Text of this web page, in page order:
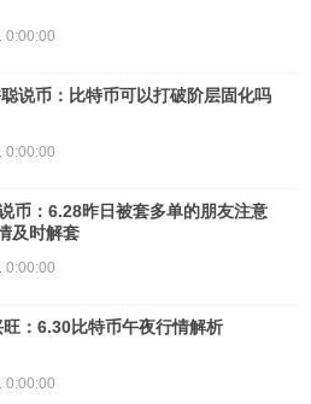
0:00:00
说币：比特币可以打破阶层固化吗
0:00:00
币：6.28昨日被套多单的朋友注意
及时解套
0:00:00
：6.30比特币午夜行情解析
0:00:00